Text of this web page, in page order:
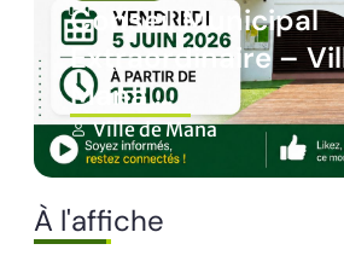
Conseil Municipal
Extraordinaire –
Mana …
Ville de Mana
À l'affiche